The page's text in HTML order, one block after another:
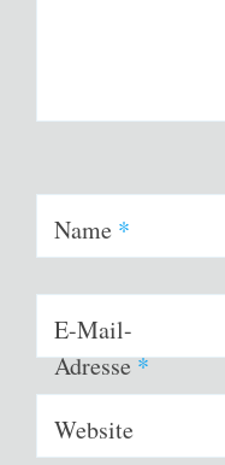
Name *
E-Mail-
Adresse*
Website